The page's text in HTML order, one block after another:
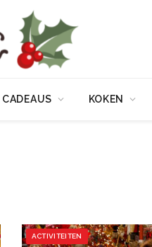
CADEAUS KOKEN
ACTIVITEITEN